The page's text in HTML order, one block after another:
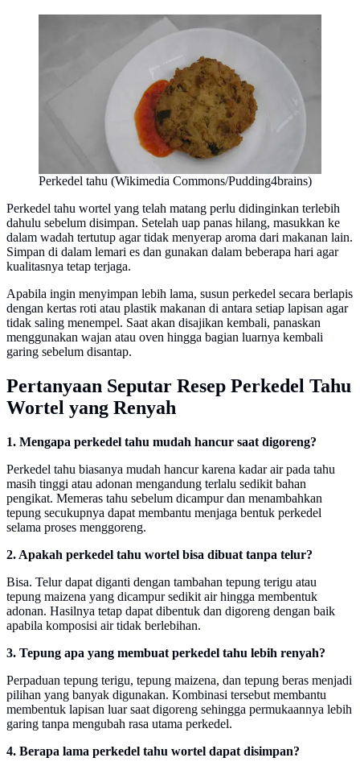
Perkedel tahu (Wikimedia Commons/Pudding4brains)
Perkedel tahu wortel yang telah matang perlu didinginkan terlebih
dahulu sebelum disimpan. Setelah uap panas hilang, masukkan ke
dalam wadah tertutup agar tidak menyerap aroma dari makanan lain.
Simpan di dalam lemari es dan gunakan dalam beberapa hari agar
kualitasnya tetap terjaga.
Apabila ingin menyimpan lebih lama, susun perkedel secara berlapis
dengan kertas roti atau plastik makanan di antara setiap lapisan agar
tidak saling menempel. Saat akan disajikan kembali, panaskan
menggunakan wajan atau oven hingga bagian luarnya kembali
garing sebelum disantap.
Pertanyaan Seputar Resep Perkedel Tahu
Wortel yang Renyah
1. Mengapa perkedel tahu mudah hancur saat digoreng?
Perkedel tahu biasanya mudah hancur karena kadar air pada tahu
masih tinggi atau adonan mengandung terlalu sedikit bahan
pengikat. Memeras tahu sebelum dicampur dan menambahkan
tepung secukupnya dapat membantu menjaga bentuk perkedel
selama proses menggoreng.
2. Apakah perkedel tahu wortel bisa dibuat tanpa telur?
Bisa. Telur dapat diganti dengan tambahan tepung terigu atau
tepung maizena yang dicampur sedikit air hingga membentuk
adonan. Hasilnya tetap dapat dibentuk dan digoreng dengan baik
apabila komposisi air tidak berlebihan.
3. Tepung apa yang membuat perkedel tahu lebih renyah?
Perpaduan tepung terigu, tepung maizena, dan tepung beras menjadi
pilihan yang banyak digunakan. Kombinasi tersebut membantu
membentuk lapisan luar saat digoreng sehingga permukaannya lebih
garing tanpa mengubah rasa utama perkedel.
4. Berapa lama perkedel tahu wortel dapat disimpan?